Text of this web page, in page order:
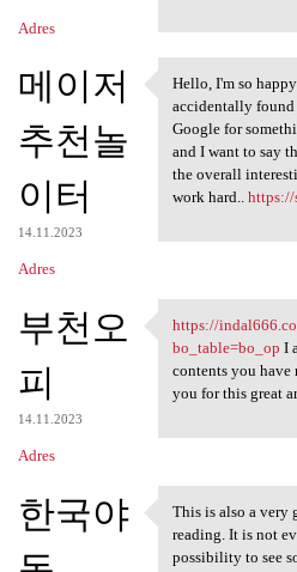
Adres
메이저
추천놀
이터
14.11.2023
Adres
Hello, I'm so
Hello, I'm so
accidentally
Google for
and I want to say
the overall
work hard.. https://
부천오
피
14.11.2023
Adres
https://
https://
bo_table=bo_op I
contents you have
you for this great
한국야
This is also a
This is also a very
reading. It is not
possibility to see